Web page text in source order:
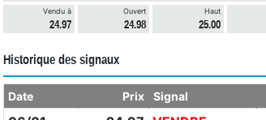
Vendu à
24.97
Ouvert
24.98
Haut
25.00
Historique des signaux
Date Prix Signal